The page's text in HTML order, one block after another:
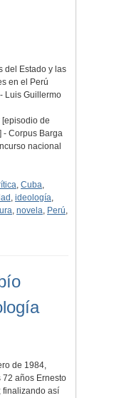
del Estado y las
en el Perú
Luis Guillermo
[episodio de
- Corpus Barga
nacional
, Cuba,
, ideología,
, novela, Perú,
de 1984,
72 años Ernesto
finalizando así